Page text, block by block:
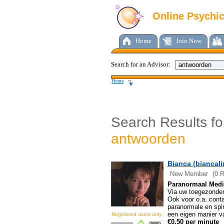
Online
Home Join Now
Search for an Advisor:
Home
Search Results
antwoorden
Bianca
New Member
(0
Paranormaal
Via uw
Ook voor o.a.
paranormale en
een eigen manier
€0.50 per minute